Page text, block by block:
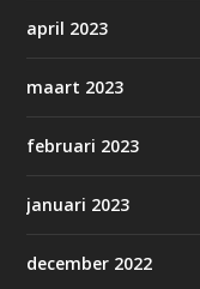
april 2023
maart 2023
februari 2023
januari 2023
december 2022